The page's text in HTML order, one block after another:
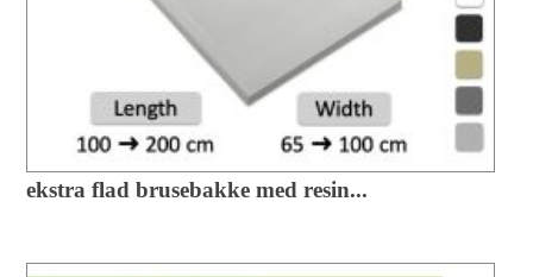
ekstra flad brusebakke med resin...